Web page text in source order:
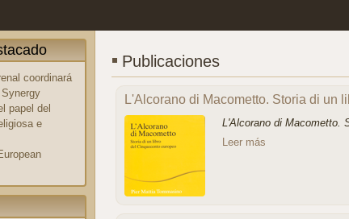
coordinará
papel del
e
Publicaciones
L'Alcorano di Macometto. Storia di un
L'Alcorano di Macometto.
Leer más